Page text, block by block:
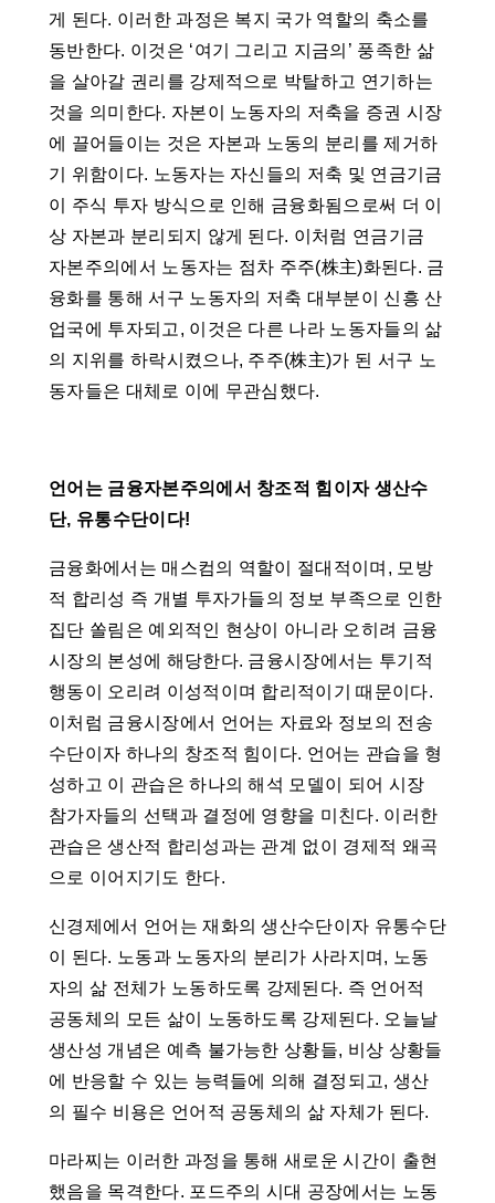
게 된다. 이러한 과정은 복지 국가 역할의 축소를
동반한다. 이것은 ‘여기 그리고 지금의’ 풍족한 삶
을 살아갈 권리를 강제적으로 박탈하고 연기하는
것을 의미한다. 자본이 노동자의 저축을 증권 시장
에 끌어들이는 것은 자본과 노동의 분리를 제거하
기 위함이다. 노동자는 자신들의 저축 및 연금기금
이 주식 투자 방식으로 인해 금융화됨으로써 더 이
상 자본과 분리되지 않게 된다. 이처럼 연금기금
자본주의에서 노동자는 점차 주주(株主)화된다. 금
융화를 통해 서구 노동자의 저축 대부분이 신흥 산
업국에 투자되고, 이것은 다른 나라 노동자들의 삶
의 지위를 하락시켰으나, 주주(株主)가 된 서구 노
동자들은 대체로 이에 무관심했다.
언어는 금융자본주의에서 창조적 힘이자 생산수
단, 유통수단이다!
금융화에서는 매스컴의 역할이 절대적이며, 모방
적 합리성 즉 개별 투자가들의 정보 부족으로 인한
집단 쏠림은 예외적인 현상이 아니라 오히려 금융
시장의 본성에 해당한다. 금융시장에서는 투기적
행동이 오리려 이성적이며 합리적이기 때문이다.
이처럼 금융시장에서 언어는 자료와 정보의 전송
수단이자 하나의 창조적 힘이다. 언어는 관습을 형
성하고 이 관습은 하나의 해석 모델이 되어 시장
참가자들의 선택과 결정에 영향을 미친다. 이러한
관습은 생산적 합리성과는 관계 없이 경제적 왜곡
으로 이어지기도 한다.
신경제에서 언어는 재화의 생산수단이자 유통수단
이 된다. 노동과 노동자의 분리가 사라지며, 노동
자의 삶 전체가 노동하도록 강제된다. 즉 언어적
공동체의 모든 삶이 노동하도록 강제된다. 오늘날
생산성 개념은 예측 불가능한 상황들, 비상 상황들
에 반응할 수 있는 능력들에 의해 결정되고, 생산
의 필수 비용은 언어적 공동체의 삶 자체가 된다.
마라찌는 이러한 과정을 통해 새로운 시간이 출현
했음을 목격한다. 포드주의 시대 공장에서는 노동